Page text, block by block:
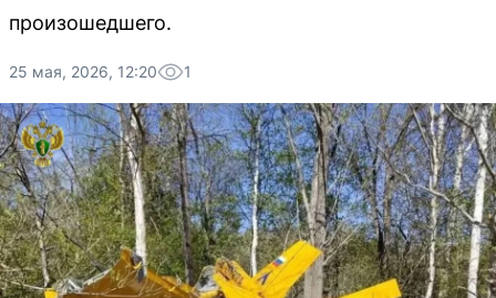
произошедшего.
25 мая, 2026, 12:20 1